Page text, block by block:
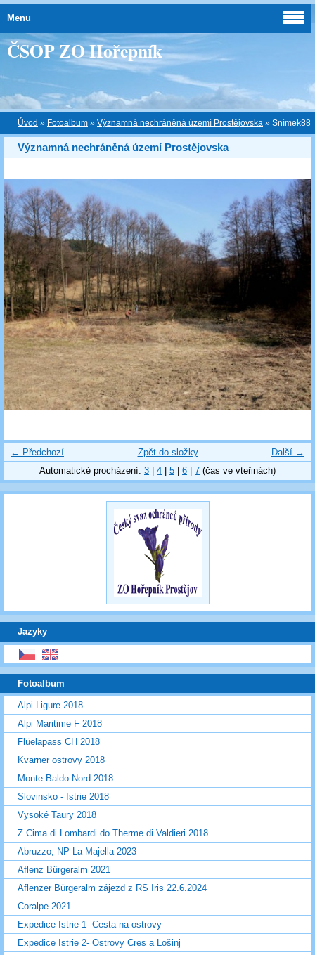
ČSOP ZO Hořepník
Úvod » Fotoalbum » Významná nechráněná území Prostějovska » Snímek88
Významná nechráněná území Prostějovska
← Předchozí Další →
Zpět do složky
Automatické procházení: 3 4 5 6 7 (čas ve vteřinách)
Jazyky
Menu
Fotoalbum
Alpi Ligure 2018
Alpi Maritime F 2018
Flüelapass CH 2018
Kvarner ostrovy 2018
Monte Baldo Nord 2018
Slovinsko - Istrie 2018
Vysoké Taury 2018
Z Cima di Lombardi do Therme di Valdieri 2018
Abruzzo, NP La Majella 2023
Aflenz Bürgeralm 2021
Aflenzer Bürgeralm zájezd z RS Iris 22.6.2024
Coralpe 2021
Expedice Istrie 1- Cesta na ostrovy
Expedice Istrie 2- Ostrovy Cres a Lošinj